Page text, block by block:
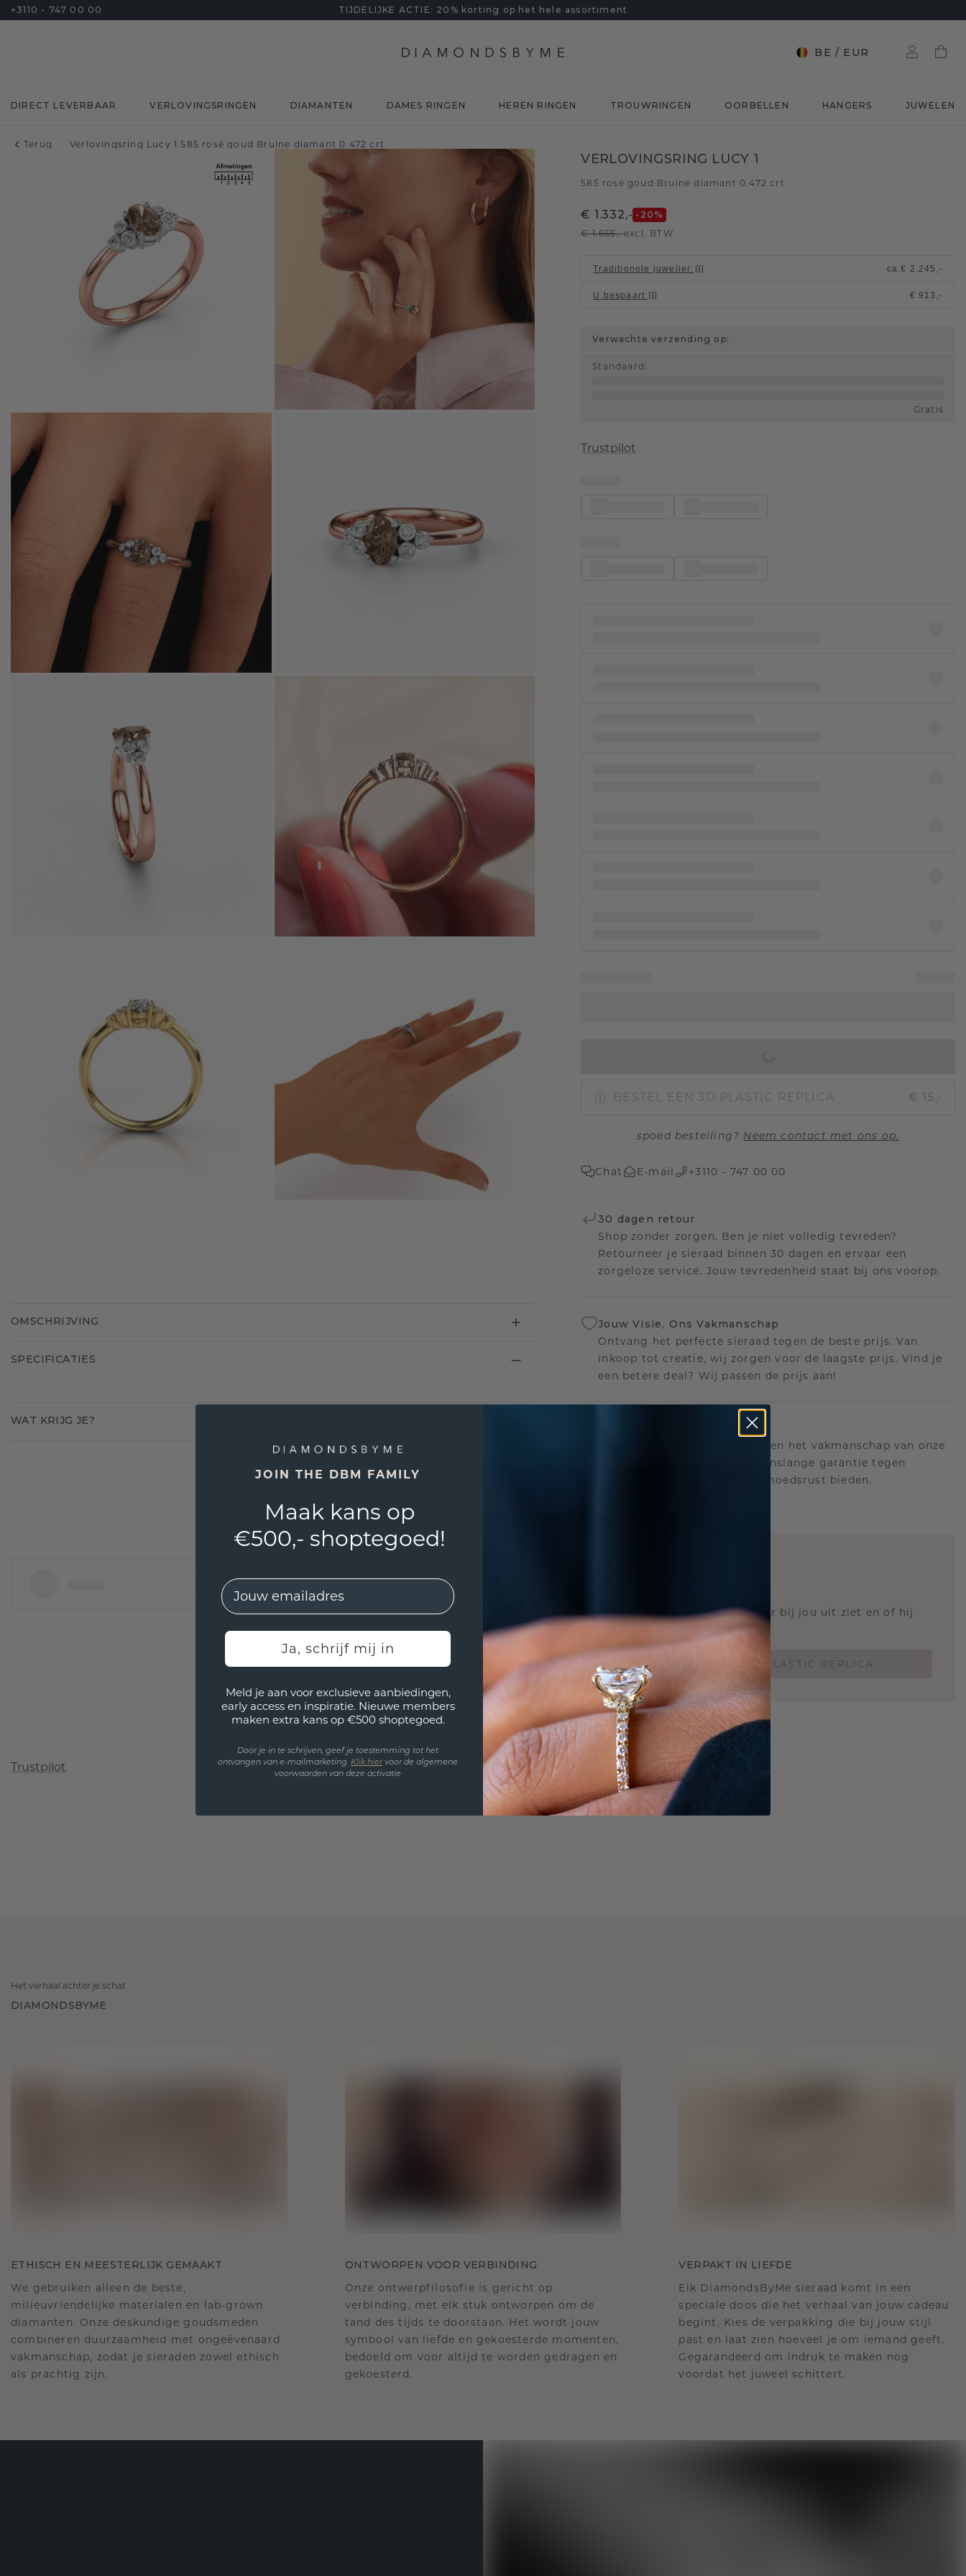
+3110 - 747 00 00 TIJDELIJKE ACTIE: 20% korting op het hele assortiment
BE / EUR
DIRECT LEVERBAAR VERLOVINGSRINGEN DIAMANTEN DAMES RINGEN HEREN RINGEN TROUWRINGEN OORBELLEN HANGERS JUWELEN
Terug Verlovingsring Lucy 1 585 rosé goud Bruine diamant 0.472 crt
VERLOVINGSRING LUCY 1
585 rosé goud Bruine diamant 0.472 crt
€ 1.332,- -20 %
€ 1.665,-excl. BTW
Traditionele juwelier: ca.€ 2.245,-
U bespaart: € 913,-
Verwachte verzending op:
Standaard :
Gratis
Trustpilot
BESTEL EEN 3D PLASTIC REPLICA € 15,-
spoed bestelling? Neem contact met ons op.
Chat E-mail +3110 - 747 00 00
30 dagen retour
Shop zonder zorgen. Ben je niet volledig tevreden?
Retourneer je sieraad binnen 30 dagen en ervaar een
zorgeloze service. Jouw tevredenheid staat bij ons voorop.
Jouw Visie, Ons Vakmanschap
Ontvang het perfecte sieraad tegen de beste prijs. Van
inkoop tot creatie, wij zorgen voor de laagste prijs. Vind je
een betere deal? Wij passen de prijs aan!
Wij staan achter de kwaliteit en het vakmanschap van onze
sieraden. Daarom: gratis levenslange garantie tegen
defecten die u voor altijd gemoedsrust bieden.
Wil jij weten hoe deze ring er bij jou uit ziet en of hij
past? Nu vanaf slechts €15,-
OMSCHRIJVING
SPECIFICATIES
WAT KRIJG JE?
Trustpilot
Het verhaal achter je schat
DIAMONDSBYME
ETHISCH EN MEESTERLIJK GEMAAKT
We gebruiken alleen de beste,
milieuvriendelijke materialen en lab-grown
diamanten. Onze deskundige goudsmeden
combineren duurzaamheid met ongeëvenaard
vakmanschap, zodat je sieraden zowel ethisch
als prachtig zijn.
ONTWORPEN VOOR VERBINDING
Onze ontwerpfilosofie is gericht op
verbinding, met elk stuk ontworpen om de
tand des tijds te doorstaan. Het wordt jouw
symbool van liefde en gekoesterde momenten,
bedoeld om voor altijd te worden gedragen en
gekoesterd.
VERPAKT IN LIEFDE
Elk DiamondsByMe sieraad komt in een
speciale doos die het verhaal van jouw cadeau
begint. Kies de verpakking die bij jouw stijl
past en laat zien hoeveel je om iemand geeft.
Gegarandeerd om indruk te maken nog
voordat het juweel schittert.
JOIN THE DBM FAMILY
Maak kans op
€500,- shoptegoed!
EMail
Ja, schrijf mij in
Meld je aan voor exclusieve aanbiedingen,
early access en inspiratie. Nieuwe members
maken extra kans op €500 shoptegoed.
Door je in te schrijven, geef je toestemming tot het
ontvangen van e-mailmarketing. Klik hiervoor de algemene
voorwaarden van deze activatie